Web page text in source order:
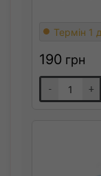
Термін 1
190 грн
- +